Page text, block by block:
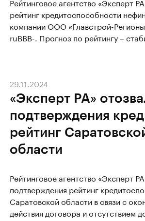
рейтинг кредитоспособности
компании ООО «Главстрой-
ruBBВ-. Прогноз по рейтингу –
«Эксперт РА»
подтверждения
рейтинг
области
29.11.2024
Рейтинговое агентство «Эксперт
подтверждения рейтинг
Саратовской области в связи с
действия договора и отсутствием